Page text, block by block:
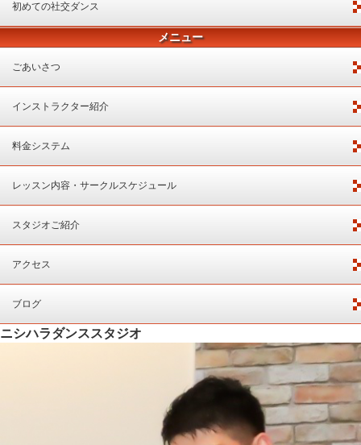
初めての社交ダンス
メニュー
ごあいさつ
インストラクター紹介
料金システム
レッスン内容・サークルスケジュール
スタジオご紹介
アクセス
ブログ
ニシハラダンススタジオ